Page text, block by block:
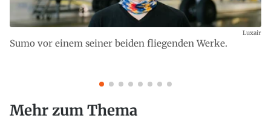
Sumo vor einem seiner beiden fliegenden Werke.
Luxair
Mehr zum Thema